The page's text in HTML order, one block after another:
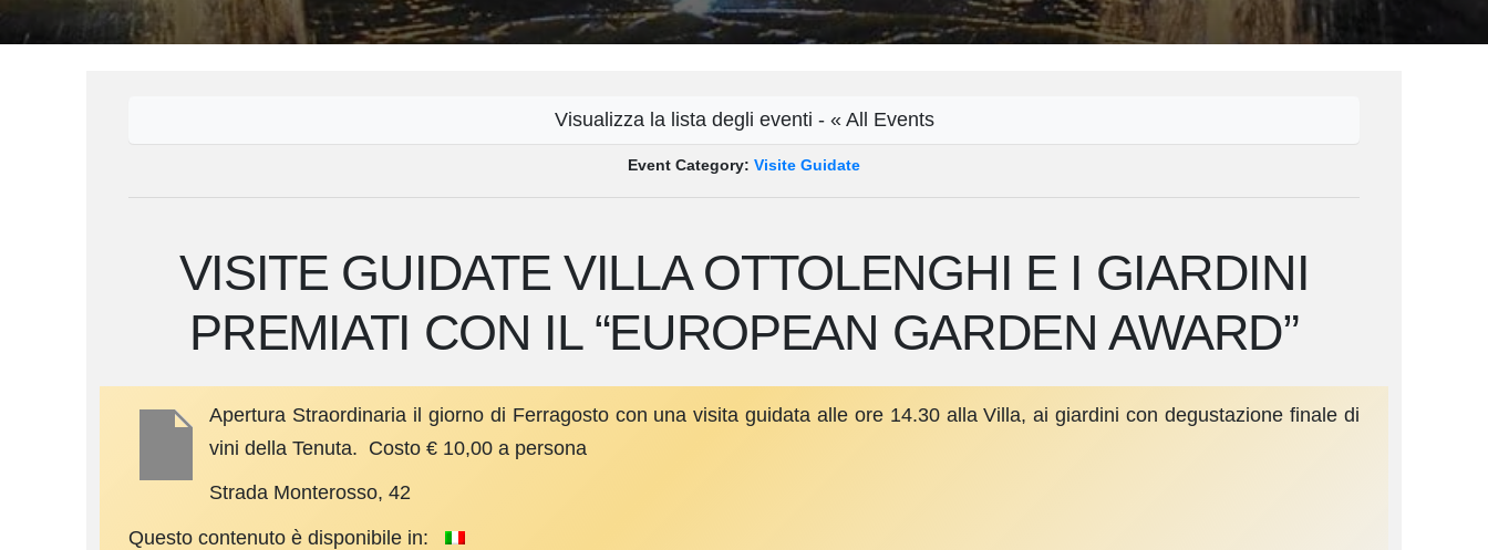
Visualizza la lista degli eventi - « All Events
Event Category: Visite Guidate
VISITE GUIDATE VILLA OTTOLENGHI E I GIARDINI
PREMIATI CON IL “EUROPEAN GARDEN AWARD”
Apertura Straordinaria il giorno di Ferragosto con una visita guidata alle ore 14.30 alla Villa, ai giardini con degustazione finale di
vini della Tenuta. Costo € 10,00 a persona
Strada Monterosso, 42
Questo contenuto è disponibile in: